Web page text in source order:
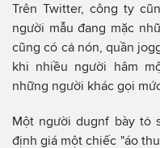
Trên Twitter, công ty
người mẫu đang mặc
cũng có cả nón, quần
khi nhiều người hâm
những người khác gọi
Một người dugnf bày tỏ
định giá một chiếc "áo